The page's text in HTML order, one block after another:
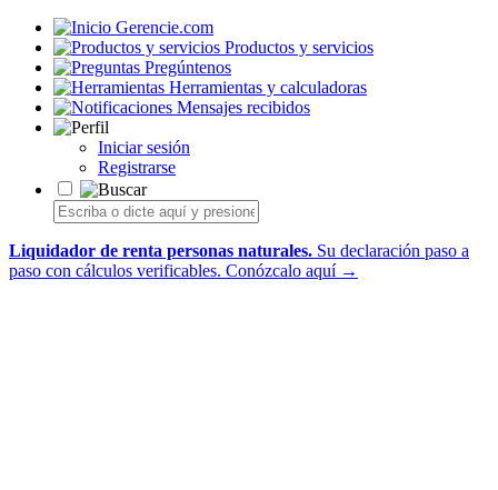
Gerencie.com
Productos y servicios
Pregúntenos
Herramientas y calculadoras
Mensajes recibidos
Iniciar sesión
Registrarse
Liquidador de renta personas naturales. Su declaración paso a
paso con cálculos verificables. Conózcalo aquí →